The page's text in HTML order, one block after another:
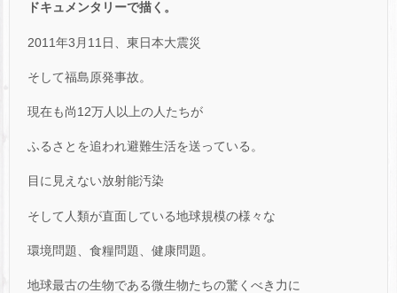
ドキュメンタリーで描く。
2011年3月11日、東日本大震災
そして福島原発事故。
現在も尚12万人以上の人たちが
ふるさとを追われ避難生活を送っている。
目に見えない放射能汚染
そして人類が直面している地球規模の様々な
環境問題、食糧問題、健康問題。
地球最古の生物である微生物たちの驚くべき力に